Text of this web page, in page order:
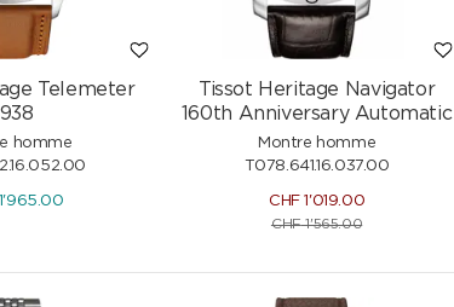
Telemeter
homme
1'965.00
Tissot Heritage Navigator
160th Anniversary Automatic
Montre homme
T078.641.16.037.00
CHF 1'019.00
CHF1'565.00